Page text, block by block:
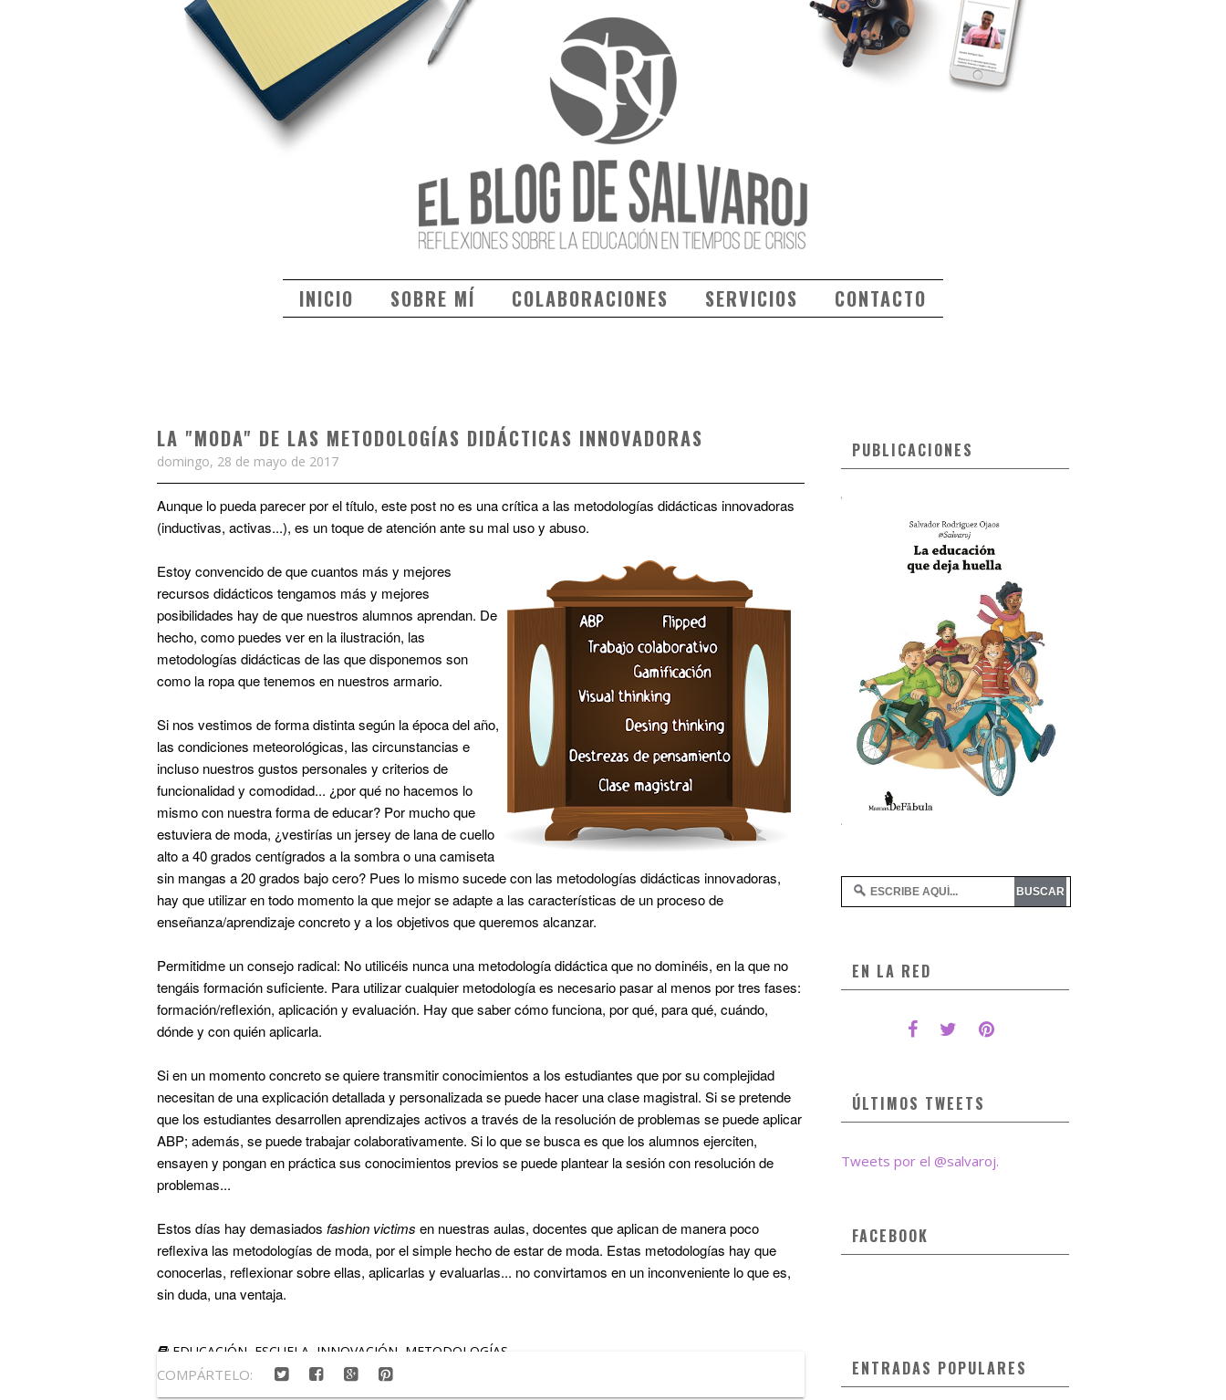
INICIO SOBRE MÍ COLABORACIONES SERVICIOS CONTACTO
LA "MODA" DE LAS METODOLOGÍAS DIDÁCTICAS INNOVADORAS
domingo, 28 de mayo de 2017
Aunque lo pueda parecer por el título, este post no es una crítica a las metodologías didácticas innovadoras
(inductivas, activas...), es un toque de atención ante su mal uso y abuso.
Estoy convencido de que cuantos más y mejores
recursos didácticos tengamos más y mejores
posibilidades hay de que nuestros alumnos aprendan. De
hecho, como puedes ver en la ilustración, las
metodologías didácticas de las que disponemos son
como la ropa que tenemos en nuestros armario.
Si nos vestimos de forma distinta según la época del año,
las condiciones meteorológicas, las circunstancias e
incluso nuestros gustos personales y criterios de
funcionalidad y comodidad... ¿por qué no hacemos lo
mismo con nuestra forma de educar? Por mucho que
estuviera de moda, ¿vestirías un jersey de lana de cuello
alto a 40 grados centígrados a la sombra o una camiseta
sin mangas a 20 grados bajo cero? Pues lo mismo sucede con las metodologías didácticas innovadoras,
hay que utilizar en todo momento la que mejor se adapte a las características de un proceso de
enseñanza/aprendizaje concreto y a los objetivos que queremos alcanzar.
Permitidme un consejo radical: No utilicéis nunca una metodología didáctica que no dominéis, en la que no
tengáis formación suficiente. Para utilizar cualquier metodología es necesario pasar al menos por tres fases:
formación/reflexión, aplicación y evaluación. Hay que saber cómo funciona, por qué, para qué, cuándo,
dónde y con quién aplicarla.
Si en un momento concreto se quiere transmitir conocimientos a los estudiantes que por su complejidad
necesitan de una explicación detallada y personalizada se puede hacer una clase magistral. Si se pretende
que los estudiantes desarrollen aprendizajes activos a través de la resolución de problemas se puede aplicar
ABP; además, se puede trabajar colaborativamente. Si lo que se busca es que los alumnos ejerciten,
ensayen y pongan en práctica sus conocimientos previos se puede plantear la sesión con resolución de
problemas...
Estos días hay demasiados fashion victims en nuestras aulas, docentes que aplican de manera poco
reflexiva las metodologías de moda, por el simple hecho de estar de moda. Estas metodologías hay que
conocerlas, reflexionar sobre ellas, aplicarlas y evaluarlas... no convirtamos en un inconveniente lo que es,
sin duda, una ventaja.
EDUCACIÓN ESCUELA INNOVACIÓN METODOLOGÍAS
COMPÁRTELO:
PUBLICACIONES
EN LA RED
ÚLTIMOS TWEETS
Tweets por el @salvaroj.
FACEBOOK
ENTRADAS POPULARES